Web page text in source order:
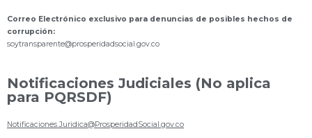
Correo Electrónico exclusivo para denuncias de posibles hechos de
corrupción:
soytransparente@prosperidadsocial.gov.co
Notificaciones Judiciales (No aplica
para PQRSDF)
Notificaciones.Juridica@ProsperidadSocial.gov.co